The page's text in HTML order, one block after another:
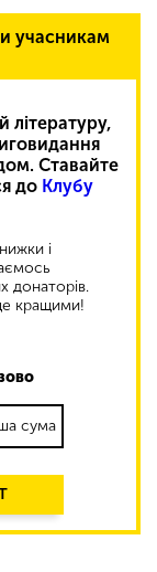
учасникам
Ставайте
до Клубу
і
донаторів.
кращими!
сума